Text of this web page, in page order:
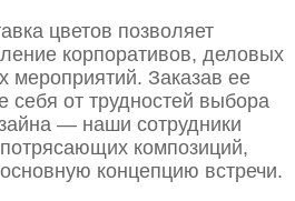
цветов позволяет
корпоративов, деловых
мероприятий. Заказав ее
себя от трудностей выбора
— наши сотрудники
композиций,
концепцию встречи.